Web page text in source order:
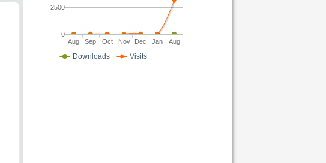
Aug Sep Oct Nov Dec Jan Aug
0
2500
Downloads Visits